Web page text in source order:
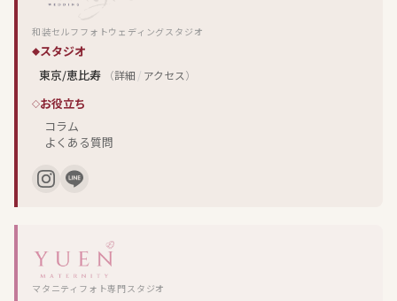
和装セルフフォトウェディングスタジオ
スタジオ
東京/恵比寿
（詳細 / アクセス）
お役立ち
コラム
よくある質問
マタニティフォト専門スタジオ